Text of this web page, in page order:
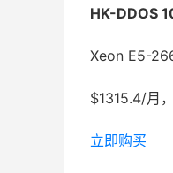
HK-DDOS
Xeon E5-
$1315.4/月，
立即购买